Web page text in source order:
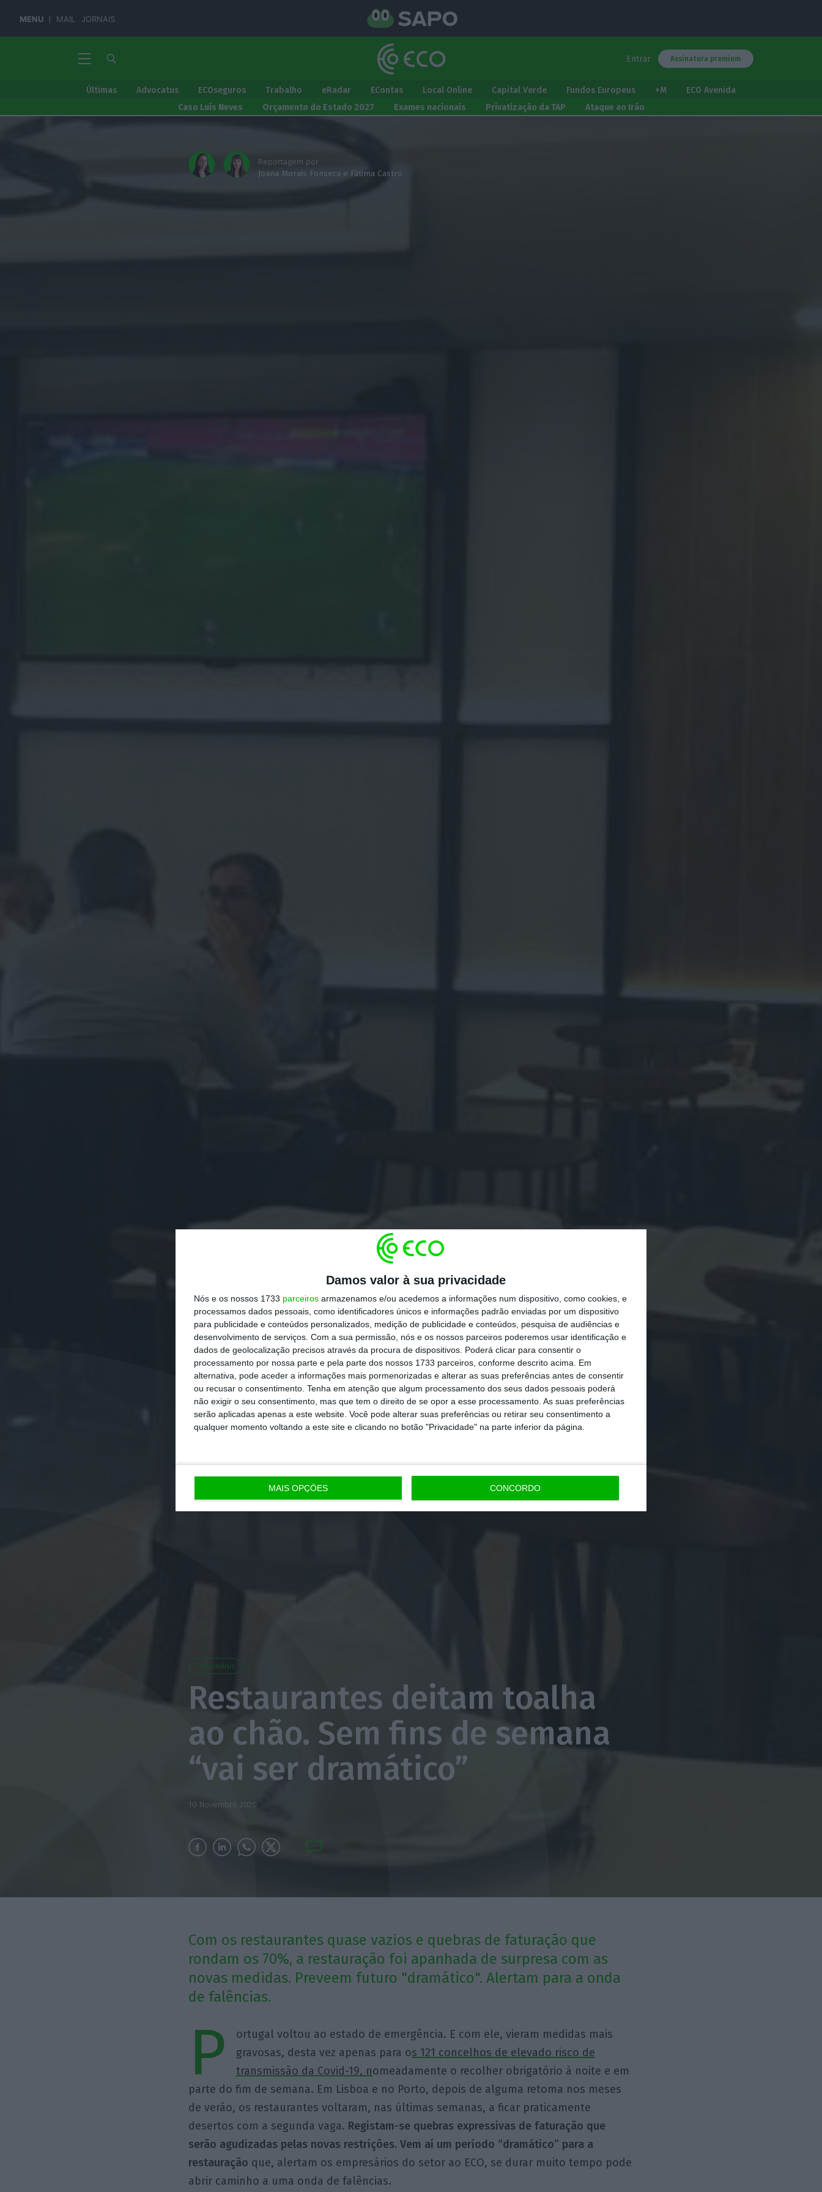
Damos valor à sua privacidade
Nós e os nossos 1733 parceiros armazenamos e/ou acedemos a informações num dispositivo, como cookies, e
processamos dados pessoais, como identificadores únicos e informações padrão enviadas por um dispositivo
para publicidade e conteúdos personalizados, medição de publicidade e conteúdos, pesquisa de audiências e
desenvolvimento de serviços. Com a sua permissão, nós e os nossos parceiros poderemos usar identificação e
dados de geolocalização precisos através da procura de dispositivos. Poderá clicar para consentir o
processamento por nossa parte e pela parte dos nossos 1733 parceiros, conforme descrito acima. Em
alternativa, pode aceder a informações mais pormenorizadas e alterar as suas preferências antes de consentir
ou recusar o consentimento. Tenha em atenção que algum processamento dos seus dados pessoais poderá
não exigir o seu consentimento, mas que tem o direito de se opor a esse processamento. As suas preferências
serão aplicadas apenas a este website. Você pode alterar suas preferências ou retirar seu consentimento a
qualquer momento voltando a este site e clicando no botão "Privacidade" na parte inferior da página.
MAIS OPÇÕES CONCORDO
MENU MAIL JORNAIS
Entrar Assinatura premium
Últimas Advocatus ECOseguros Trabalho eRadar EContas Local Online Capital Verde Fundos Europeus +M
ECO Avenida
Caso Luís Neves
Orçamento do Estado 2027 Exames nacionais Privatização da TAP Ataque ao Irão
Reportagem por:
Joana Morais Fonseca e Fátima Castro
Coronavírus
Restaurantes deitam toalha
ao chão. Sem fins de semana
“vai ser dramático”
10 Novembro 2020
Com os restaurantes quase vazios e quebras de faturação que
rondam os 70%, a restauração foi apanhada de surpresa com as
novas medidas. Preveem futuro "dramático". Alertam para a onda
de falências.
P
ortugal voltou ao estado de emergência. E com ele, vieram medidas mais
gravosas, desta vez apenas para os 121 concelhos de elevado risco de
transmissão da Covid-19, nomeadamente o recolher obrigatório à noite e em
parte do fim de semana. Em Lisboa e no Porto, depois de alguma retoma nos meses
de verão, os restaurantes voltaram, nas últimas semanas, a ficar praticamente
desertos com a segunda vaga. Registam-se quebras expressivas de faturação que
serão agudizadas pelas novas restrições. Vem aí um período “dramático” para a
restauração que, alertam os empresários do setor ao ECO, se durar muito tempo pode
abrir caminho a uma onda de falências.